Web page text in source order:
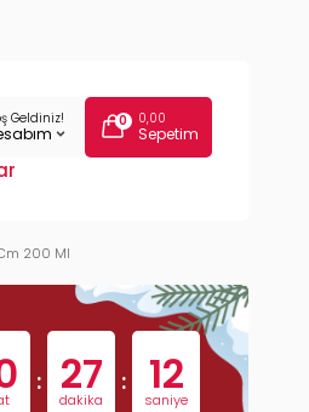
Geldiniz! 0 0,00
Sepetim
200 Ml
: 27
dakika
: 11
saniye